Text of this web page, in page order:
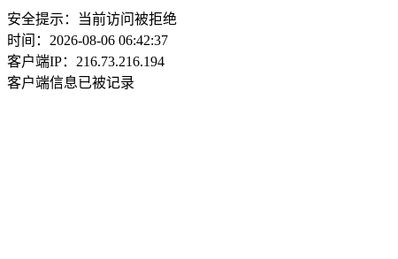
安全提示：当前访问被拒绝
时间：2026-08-06 06:42:37
客户端IP：216.73.216.194
客户端信息已被记录